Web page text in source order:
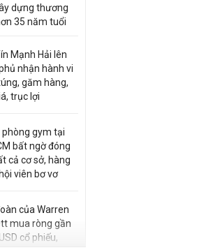
dựng thương
35 năm tuổi
Mạnh Hải lên
nhận hành vi
găm hàng,
trục lợi
phòng gym tại
bất ngờ đóng
cả cơ sở, hàng
viên bơ vơ
của Warren
mua ròng gần
cổ phiếu,